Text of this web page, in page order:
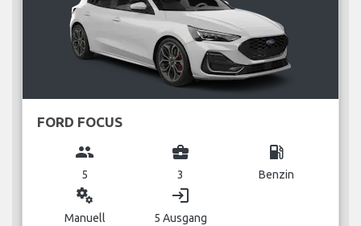
FORD FOCUS
group
5
business_center
3
local_gas_station
Benzin
miscellaneous_services
Manuell
login
5 Ausgang